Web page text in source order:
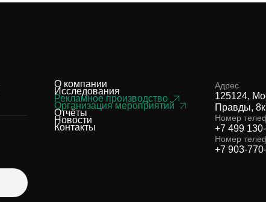
О компании
Исследования
Рекламное производство
Организация мероприятий
Отчёты
Новости
Контакты
Адрес
125124,
Правды,
Номер
+7 499
Номер
+7 903-